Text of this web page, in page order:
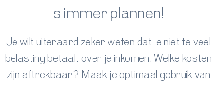
slimmer plannen!
Je wilt uiteraard zeker weten dat je niet te veel
belasting betaalt over je inkomen. Welke kosten
zijn aftrekbaar? Maak je optimaal gebruik van